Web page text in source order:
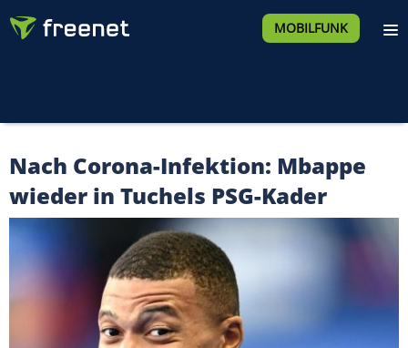
MOBILFUNK
Nach Corona-Infektion: Mbappe
wieder in Tuchels PSG-Kader